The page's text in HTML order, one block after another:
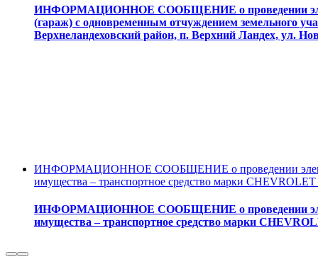
ИНФОРМАЦИОННОЕ СООБЩЕНИЕ о проведении
(гараж) с одновременным отчуждением земельного
Верхнеландеховский район, п. Верхний Ландех, ул.
ИНФОРМАЦИОННОЕ СООБЩЕНИЕ о проведении
имущества – транспортное средство марки
ИНФОРМАЦИОННОЕ СООБЩЕНИЕ о проведении
имущества – транспортное средство марки